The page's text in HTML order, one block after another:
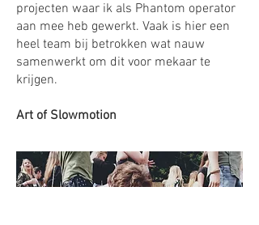
projecten waar ik als Phantom operator
aan mee heb gewerkt. Vaak is hier een
heel team bij betrokken wat nauw
samenwerkt om dit voor mekaar te
krijgen.
Art of Slowmotion